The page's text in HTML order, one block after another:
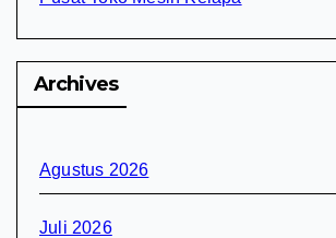
Archives
Agustus 2026
Juli 2026